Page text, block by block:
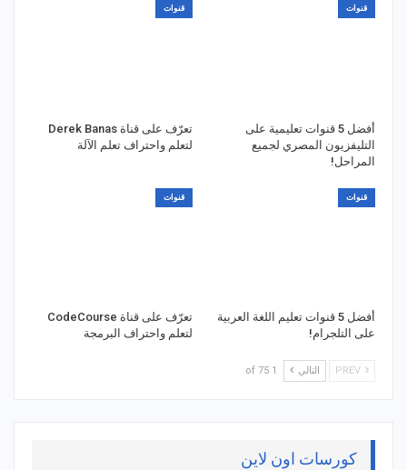
قنوات
أفضل 5 قنوات تعليمية على
التليفزيون المصري لجميع
المراحل!
قنوات
تعرّف على قناة Derek Banas
لتعلم واحتراف تعلم الآلة
قنوات
أفضل 5 قنوات تعليم اللغة العربية
على التلجرام!
قنوات
تعرّف على قناة CodeCourse
لتعلم واحتراف البرمجة
التالي 1 of 75
كورسات اون لاين